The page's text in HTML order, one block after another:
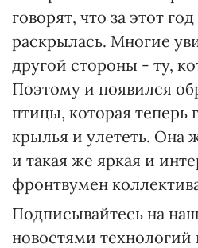
говорят, что за этот
раскрылась. Многие
другой стороны - ту,
Поэтому и появился
птицы, которая теперь
крылья и улететь. Она
и такая же яркая и
фронтвумен
Подписывайтесь на наш
новостями технологий